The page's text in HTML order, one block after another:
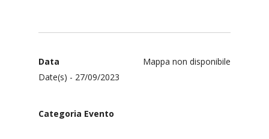
Mappa non disponibile
Data
Date(s) - 27/09/2023
Categoria Evento